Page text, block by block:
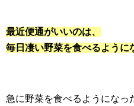
最近便通がいいのは、
毎日凄い野菜を食べるように
急に野菜を食べるようになっ